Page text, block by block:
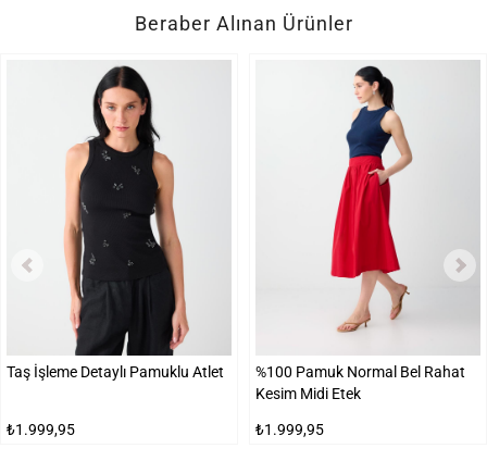
Beraber Alınan Ürünler
Taş İşleme Detaylı Pamuklu Atlet
₺1.999,95
%100 Pamuk Normal Bel Rahat
Kesim Midi Etek
₺1.999,95